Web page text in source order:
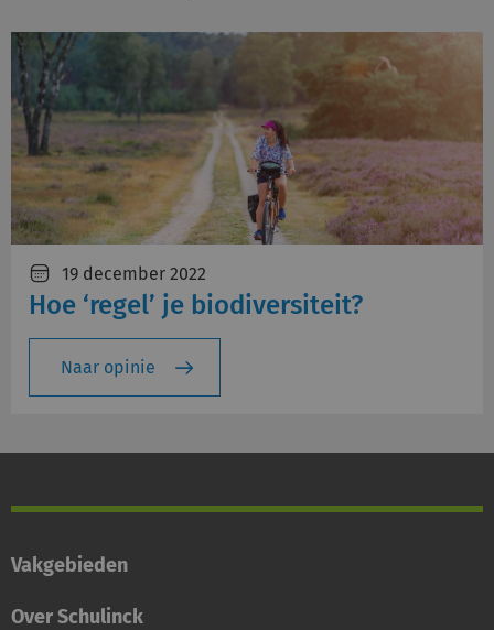
19 december 2022
Hoe ‘regel’ je biodiversiteit?
Naar opinie
Vakgebieden
Over Schulinck